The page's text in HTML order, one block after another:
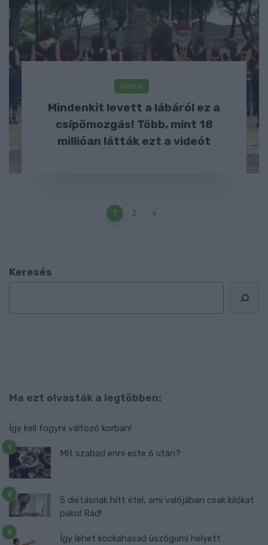
HÍREK
Mindenkit levett a lábáról ez a
csípőmozgás! Több, mint 18
millióan látták ezt a videót
1 2
Keresés
Ma ezt olvasták a legtöbben:
Így kell fogyni változó korban!
Mit szabad enni este 6 után?
5 diétásnak hitt étel, ami valójában csak kilókat
pakol Rád!
Így lehet kockahasad úszógumi helyett